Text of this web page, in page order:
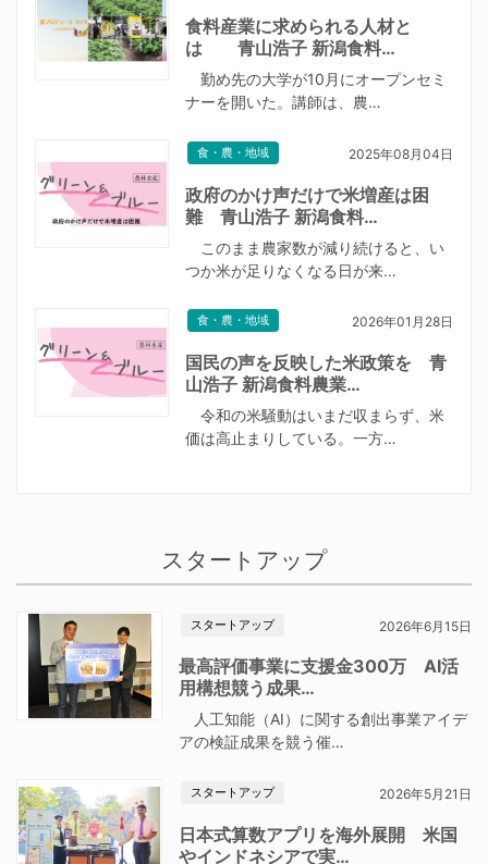
食料産業に求められる人材と
は 青山浩子 新潟食料…
勤め先の大学が10月にオープンセミ
ナーを開いた。講師は、農…
食・農・地域 2025年08月04日
政府のかけ声だけで米増産は困
難 青山浩子 新潟食料…
このまま農家数が減り続けると、い
つか米が足りなくなる日が来…
食・農・地域 2026年01月28日
国民の声を反映した米政策を 青
山浩子 新潟食料農業…
令和の米騒動はいまだ収まらず、米
価は高止まりしている。一方…
スタートアップ
スタートアップ 2026年6月15日
最高評価事業に支援金300万 AI活
用構想競う成果…
人工知能（AI）に関する創出事業アイデ
アの検証成果を競う催…
スタートアップ 2026年5月21日
日本式算数アプリを海外展開 米国
やインドネシアで実…